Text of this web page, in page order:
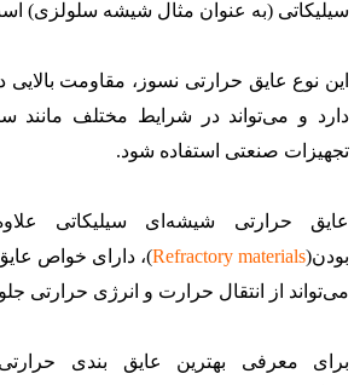
سیلیکاتی (به عنوان مثال شیشه سلولزی)
این نوع عایق حرارتی نسوز، مقاومت
دارد و می‌تواند در شرایط مختلف مانند
تجهیزات صنعتی استفاده شود.
عایق حرارتی شیشه‌ای سیلیکاتی
بودن(Refractory materials)، دارای خواص
می‌تواند از انتقال حرارت و انرژی حرارتی
برای معرفی بهترین عایق بندی